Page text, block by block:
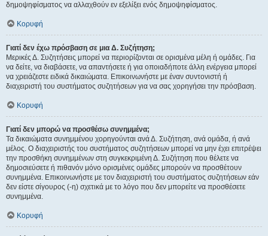
δημοψηφίσματος να αλλαχθούν εν εξελίξει ενός δημοψηφίσματος.
Κορυφή
Γιατί δεν έχω πρόσβαση σε μια Δ. Συζήτηση;
Μερικές Δ. Συζητήσεις μπορεί να περιορίζονται σε ορισμένα μέλη ή ομάδες. Για
να δείτε, να διαβάσετε, να απαντήσετε ή για οποιαδήποτε άλλη ενέργεια μπορεί
να χρειάζεστε ειδικά δικαιώματα. Επικοινωνήστε με έναν συντονιστή ή
διαχειριστή του συστήματος συζητήσεων για να σας χορηγήσει την πρόσβαση.
Κορυφή
Γιατί δεν μπορώ να προσθέσω συνημμένα;
Τα δικαιώματα συνημμένου χορηγούνται ανά Δ. Συζήτηση, ανά ομάδα, ή ανά
μέλος. Ο διαχειριστής του συστήματος συζητήσεων μπορεί να μην έχει επιτρέψει
την προσθήκη συνημμένων στη συγκεκριμένη Δ. Συζήτηση που θέλετε να
δημοσιεύσετε ή πιθανόν μόνο ορισμένες ομάδες μπορούν να προσθέτουν
συνημμένα. Επικοινωνήστε με τον διαχειριστή του συστήματος συζητήσεων εάν
δεν είστε σίγουρος (-η) σχετικά με το λόγο που δεν μπορείτε να προσθέσετε
συνημμένα.
Κορυφή